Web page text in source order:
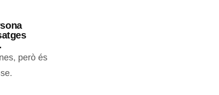
però és